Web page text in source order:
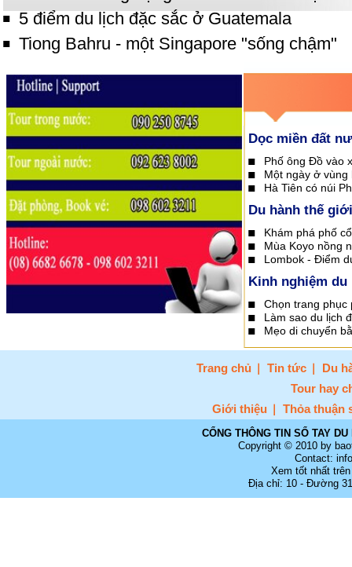
5 điểm du lịch đặc sắc ở Guatemala
Tiong Bahru - một Singapore "sống chậm"
Dọc miền đất
Phố ông Đồ vào
Một ngày ở vùng
Hà Tiên có núi
Du hành thế giới
Khám phá phố
Mùa Koyo nồng
Lombok - Điểm
Kinh nghiệm du
Chọn trang phục
Làm sao du lịch
Mẹo di chuyển
Trang chủ Tin tức
Du
Tour hay
Giới thiệu
Thỏa thuận
CỔNG THÔNG TIN SỔ TAY
Copyright © 2010 by
Contact:
Xem tốt nhất
Địa chỉ: 10 - Đường